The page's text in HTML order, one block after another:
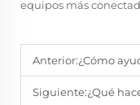
equipos más
Anterior:¿Cómo ayudan las
Siguiente:¿Qué hace